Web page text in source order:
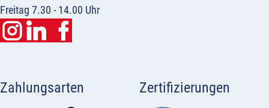
Freitag 7.30 - 14.00 Uhr
Zahlungsarten Zertifizierungen